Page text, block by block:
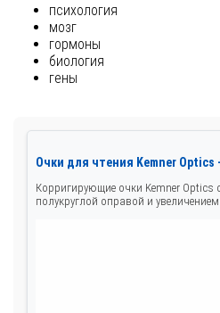
психология
мозг
гормоны
биология
гены
Очки для чтения Kemner
Корригирующие очки Kemner Optics
полукруглой оправой и